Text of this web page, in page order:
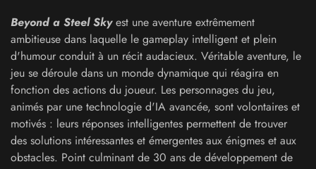
Beyond a Steel Skyest une aventure extrêmement
ambitieuse dans laquelle le gameplay intelligent et plein
d'humour conduit à un récit audacieux. Véritable aventure, le
jeu se déroule dans un monde dynamique qui réagira en
fonction des actions du joueur. Les personnages du jeu,
animés par une technologie d'IA avancée, sont volontaires et
motivés : leurs réponses intelligentes permettent de trouver
des solutions intéressantes et émergentes aux énigmes et aux
obstacles. Point culminant de 30 ans de développement de